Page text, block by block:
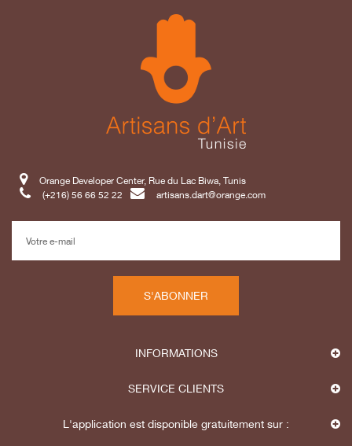
Orange Developer Center, Rue du Lac Biwa, Tunis
(+216) 56 66 52 22
artisans.dart@orange.com
S'ABONNER
INFORMATIONS
SERVICE CLIENTS
L'application est disponible gratuitement sur :